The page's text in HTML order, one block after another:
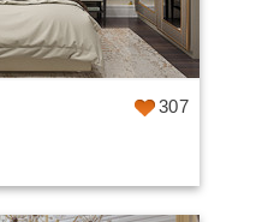
307